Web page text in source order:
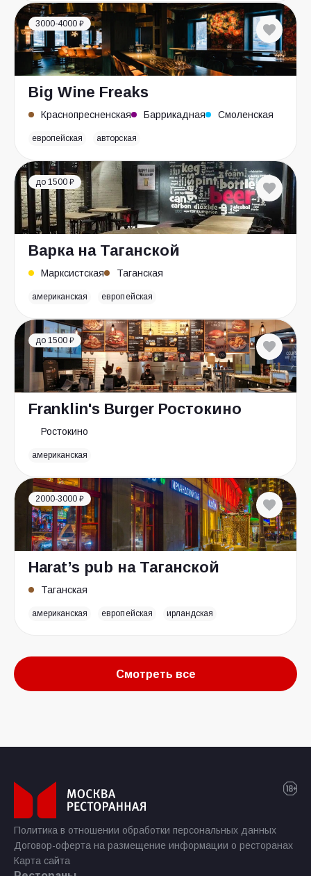
3000-4000 ₽
Big Wine Freaks
Краснопресненская Баррикадная Смоленская
европейская авторская
до 1500 ₽
Варка на Таганской
Марксистская Таганская
американская европейская
до 1500 ₽
Franklin's Burger Ростокино
Ростокино
американская
2000-3000 ₽
Harat’s pub на Таганской
Таганская
американская европейская ирландская
Смотреть все
Политика в отношении обработки персональных данных
Договор-оферта на размещение информации о ресторанах
Карта сайта